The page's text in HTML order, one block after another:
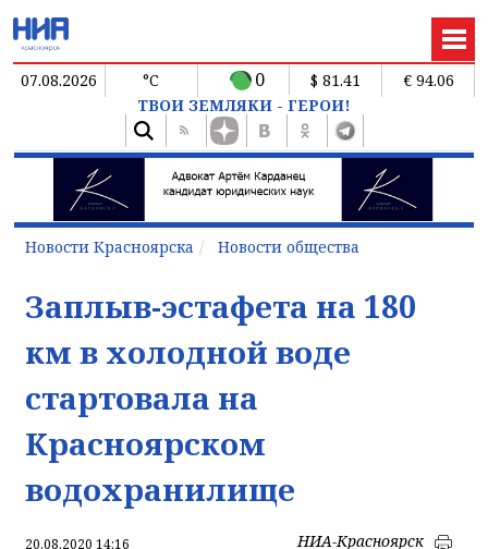
07.08.2026 °C 0 $ 81.41
€ 94.06
ТВОИ ЗЕМЛЯКИ - ГЕРОИ!
Новости Красноярска Новости общества
Заплыв-эстафета на 180
км в холодной воде
стартовала на
Красноярском
водохранилище
20.08.2020 14:16 НИА-Красноярск